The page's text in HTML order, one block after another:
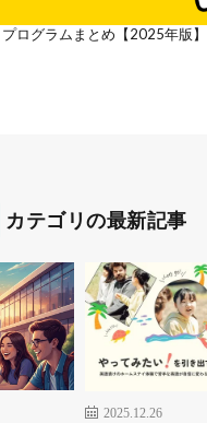
ログラムまとめ【2025年版】
カテゴリの最新記事
2025.12.26